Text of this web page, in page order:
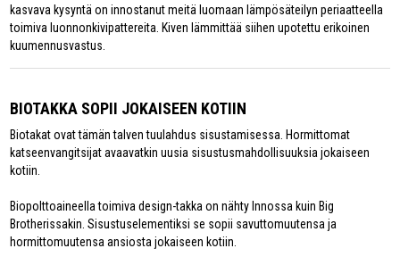
kasvava kysyntä on innostanut meitä luomaan lämpösäteilyn periaatteella
toimiva luonnonkivipattereita. Kiven lämmittää siihen upotettu erikoinen
kuumennusvastus.
BIOTAKKA SOPII JOKAISEEN KOTIIN
Biotakat ovat tämän talven tuulahdus sisustamisessa. Hormittomat
katseenvangitsijat avaavatkin uusia sisustusmahdollisuuksia jokaiseen
kotiin.
Biopolttoaineella toimiva design-takka on nähty Innossa kuin Big
Brotherissakin. Sisustuselementiksi se sopii savuttomuutensa ja
hormittomuutensa ansiosta jokaiseen kotiin.